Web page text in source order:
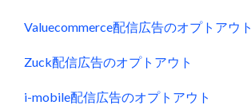
Valuecommerce配信広告のオプトアウト
Zuck配信広告のオプトアウト
i-mobile配信広告のオプトアウト